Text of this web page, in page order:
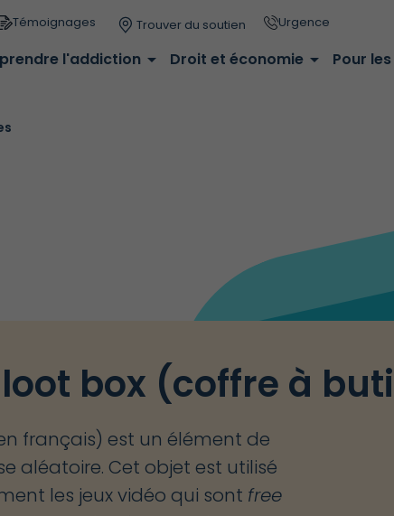
Témoignages Trouver du soutien Urgence
l'addiction arrow_drop_down Droit et économie arrow_drop_down Pour
loot box (coffre à
français) est un élément de
aléatoire. Cet objet est utilisé
les jeux vidéo qui sont free